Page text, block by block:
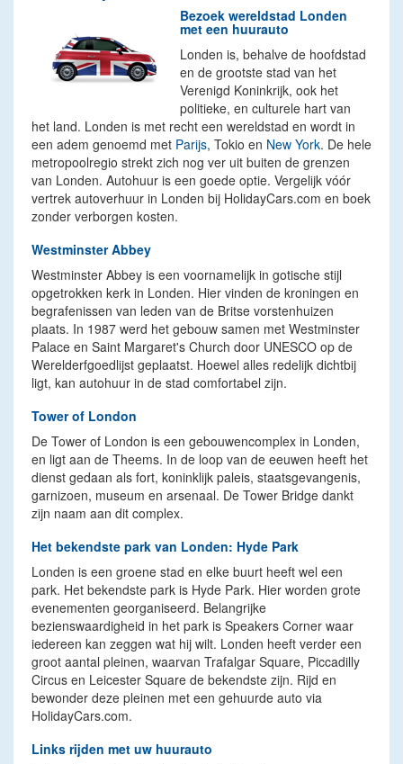
Bezoek wereldstad Londen
met een huurauto
Londen is, behalve de hoofdstad
en de grootste stad van het
Verenigd Koninkrijk, ook het
politieke, en culturele hart van
het land. Londen is met recht een wereldstad en wordt in
een adem genoemd met Parijs, Tokio en New York. De hele
metropoolregio strekt zich nog ver uit buiten de grenzen
van Londen. Autohuur is een goede optie. Vergelijk vóór
vertrek autoverhuur in Londen bij HolidayCars.com en boek
zonder verborgen kosten.
Westminster Abbey
Westminster Abbey is een voornamelijk in gotische stijl
opgetrokken kerk in Londen. Hier vinden de kroningen en
begrafenissen van leden van de Britse vorstenhuizen
plaats. In 1987 werd het gebouw samen met Westminster
Palace en Saint Margaret's Church door UNESCO op de
Werelderfgoedlijst geplaatst. Hoewel alles redelijk dichtbij
ligt, kan autohuur in de stad comfortabel zijn.
Tower of London
De Tower of London is een gebouwencomplex in Londen,
en ligt aan de Theems. In de loop van de eeuwen heeft het
dienst gedaan als fort, koninklijk paleis, staatsgevangenis,
garnizoen, museum en arsenaal. De Tower Bridge dankt
zijn naam aan dit complex.
Het bekendste park van Londen: Hyde Park
Londen is een groene stad en elke buurt heeft wel een
park. Het bekendste park is Hyde Park. Hier worden grote
evenementen georganiseerd. Belangrijke
bezienswaardigheid in het park is Speakers Corner waar
iedereen kan zeggen wat hij wilt. Londen heeft verder een
groot aantal pleinen, waarvan Trafalgar Square, Piccadilly
Circus en Leicester Square de bekendste zijn. Rijd en
bewonder deze pleinen met een gehuurde auto via
HolidayCars.com.
Links rijden met uw huurauto